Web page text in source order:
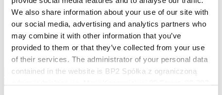
We also share information about your use of our site with
our social media, advertising and analytics partners who
may combine it with other information that you’ve
provided to them or that they’ve collected from your use
of their services. The administrator of your personal data
contained in the website is BP2 Spółka z ograniczoną
Súbory na stiahnutie
Nájsť zhotoviteľa
Knižnica BIM
Najčastejšie otázky (FAQ)
Na stiahnutie
Kontakty